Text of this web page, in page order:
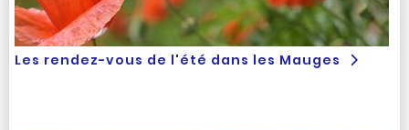
Les rendez-vous de l'été dans les Mauges